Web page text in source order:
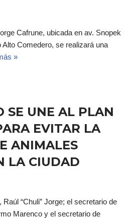
Cafrune, ubicada en av. Snopek
Comedero, se realizará una
»
SE UNE AL PLAN
EVITAR LA
ANIMALES
LA CIUDAD
“Chuli” Jorge; el secretario de
Marenco y el secretario de